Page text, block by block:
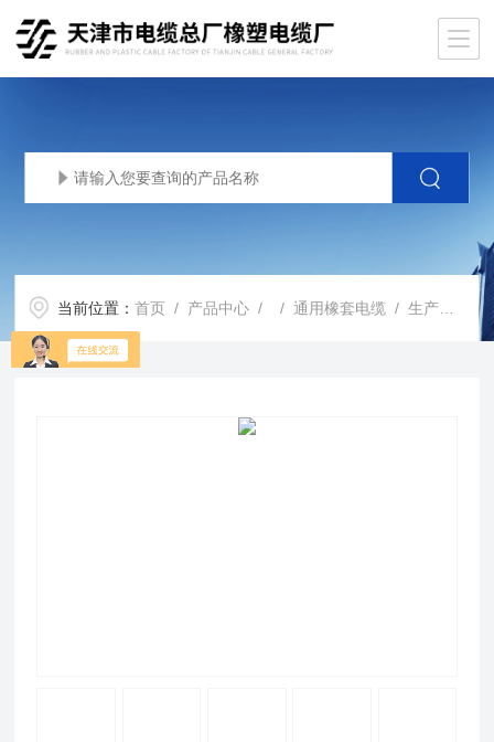
当前位置：首页 / 产品中心 / /通用橡套电缆 / 生产基地ycw3*6+1*2.5电缆ycw3*6+1*4橡套软电缆